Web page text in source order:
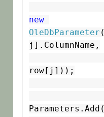
new
OleDbParameter
j].ColumnName,
row[j]));
Parameters.Add(